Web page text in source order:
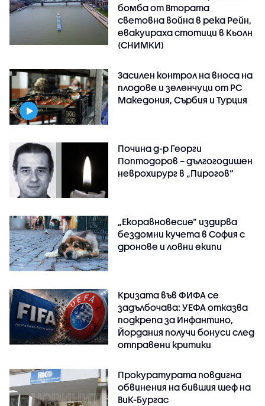
бомба от Втората
световна война в река Рейн,
евакуираха стотици в Кьолн
(СНИМКИ)
Засилен контрол на вноса на
плодове и зеленчуци от РС
Македония, Сърбия и Турция
Почина д-р Георги
Поптодоров – дългогодишен
неврохирург в „Пирогов“
„Екоравновесие“ издирва
бездомни кучета в София с
дронове и ловни екипи
Кризата във ФИФА се
задълбочава: УЕФА отказва
подкрепа за Инфантино,
Йордания получи бонуси след
отправени критики
Прокуратурата повдигна
обвинения на бившия шеф на
ВиК-Бургас